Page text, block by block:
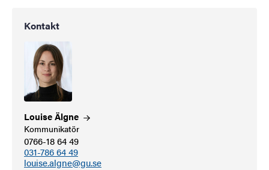
Kontakt
LouiseÄlgne
Kommunikatör
0766-18 64 49
031-786 64 49
louise.algne@gu.se